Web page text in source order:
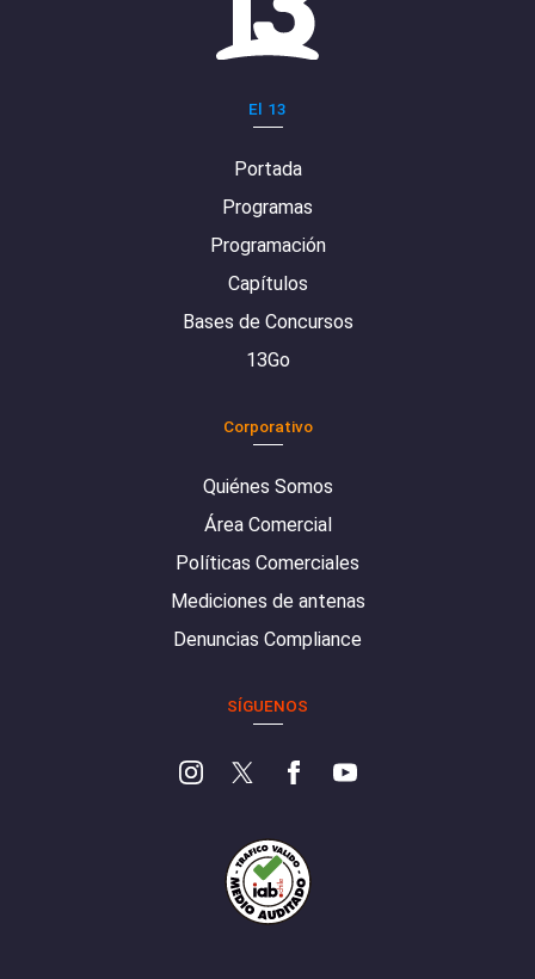
El 13
Portada
Programas
Programación
Capítulos
Bases de Concursos
13Go
Corporativo
Quiénes Somos
Área Comercial
Políticas Comerciales
Mediciones de antenas
Denuncias Compliance
SÍGUENOS